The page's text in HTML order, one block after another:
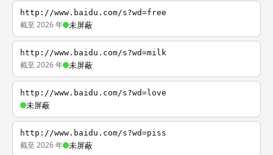
http://www.baidu.com/s?wd=free
截至 2026 年 未屏蔽
http://www.baidu.com/s?wd=milk
截至 2026 年 未屏蔽
http://www.baidu.com/s?wd=love
未屏蔽
http://www.baidu.com/s?wd=piss
截至 2026 年 未屏蔽